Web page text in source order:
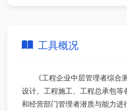
工具概况
《工程企业中层管理者综合
设计、工程施工、工程总承包等
和经营部门管理者潜质与能力进